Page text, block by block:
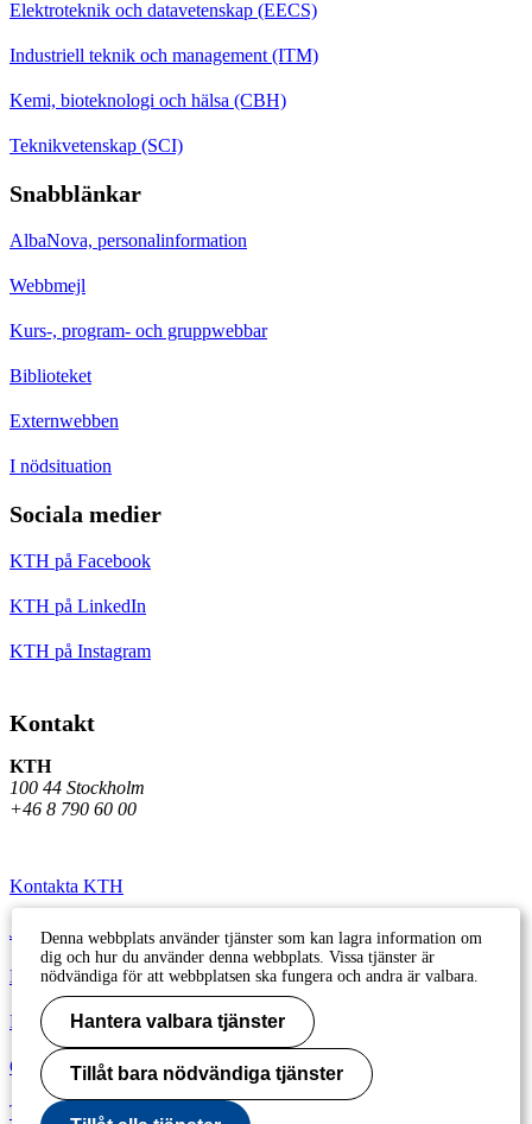
Elektroteknik och datavetenskap (EECS)
Industriell teknik och management (ITM)
Kemi, bioteknologi och hälsa (CBH)
Teknikvetenskap (SCI)
Snabblänkar
AlbaNova, personalinformation
Webbmejl
Kurs-, program- och gruppwebbar
Biblioteket
Externwebben
I nödsituation
Sociala medier
KTH på Facebook
KTH på LinkedIn
KTH på Instagram
Kontakt
KTH
100 44 Stockholm
+46 8 790 60 00
Kontakta KTH
Jobba på KTH
Press och media
Faktura och betalning KTH
Om KTH:s webbplatser
Tillgänglighetsredogörelse
Denna webbplats använder tjänster som kan lagra information om
dig och hur du använder denna webbplats. Vissa tjänster är
nödvändiga för att webbplatsen ska fungera och andra är valbara.
Hantera valbara tjänster
Tillåt bara nödvändiga tjänster